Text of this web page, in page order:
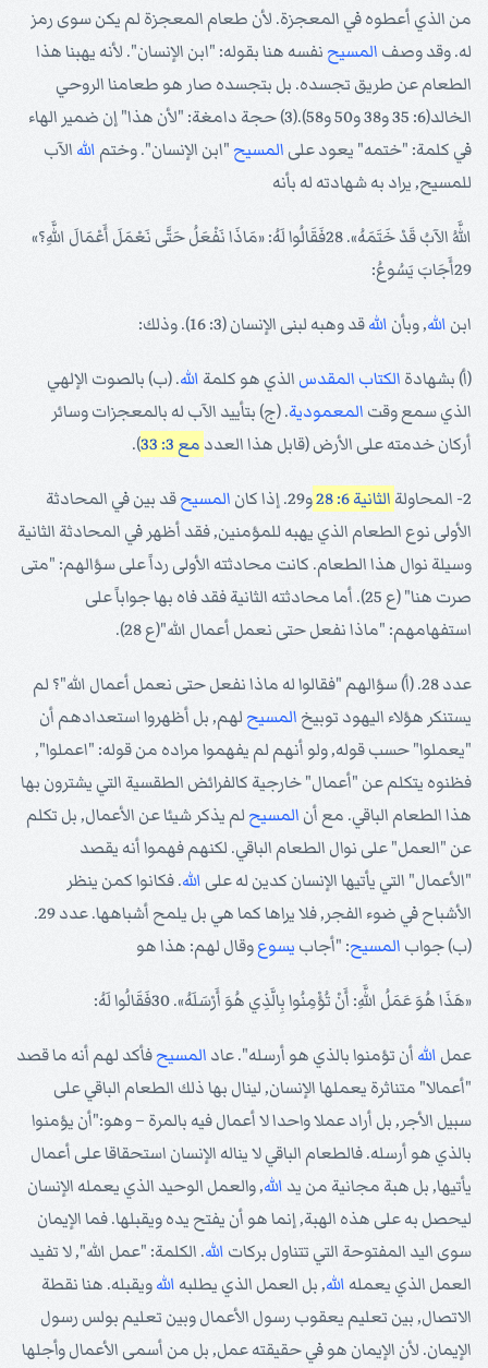
من الذي أعطوه في المعجزة. لأن طعام المعجزة لم يكن سوى رمز
له. وقد وصف المسيح نفسه هنا بقوله: "ابن الإنسان". لأنه يهبنا هذا
الطعام عن طريق تجسده. بل بتجسده صار هو طعامنا الروحي
الخالد(6: 35 و38 و50 و58).(3) حجة دامغة: "لأن هذا" إن ضمير الهاء
في كلمة: "ختمه" يعود على المسيح "ابن الإنسان". وختم الله الآب
للمسيح, يراد به شهادته له بأنه
اللَّهُ الآبُ قَدْ خَتَمَهُ». 28فَقَالُوا لَهُ: «مَاذَا نَفْعَلُ حَتَّى نَعْمَلَ أَعْمَالَ اللَّهِ؟»
29أَجَابَ يَسُوعُ:
ابن الله, وبأن اللهقد وهبه لبنى الإنسان (3: 16). وذلك:
(أ) بشهادة الكتاب المقدس الذي هو كلمة الله. (ب) بالصوت الإلهي
الذي سمع وقت المعمودية. (ج) بتأييد الآب له بالمعجزات وسائر
أركان خدمته على الأرض (قابل هذا العدد مع 3: 33 ).
2- المحاولة الثانية 6: 28 و29. إذا كان المسيحقد بين في المحادثة
الأولى نوع الطعام الذي يهبه للمؤمنين, فقد أظهر في المحادثة الثانية
وسيلة نوال هذا الطعام. كانت محادثته الأولى رداً على سؤالهم: "متى
صرت هنا" (ع 25). أما محادثته الثانية فقد فاه بها جواباً على
استفهامهم: "ماذا نفعل حتى نعمل أعمال الله"(ع 28).
عدد 28. (أ) سؤالهم "فقالوا له ماذا نفعل حتى نعمل أعمال الله"؟ لم
يستنكر هؤلاء اليهود توبيخ المسيح لهم, بل أظهروا استعدادهم أن
"يعملوا" حسب قوله, ولو أنهم لم يفهموا مراده من قوله: "اعملوا",
فظنوه يتكلم عن "أعمال" خارجية كالفرائض الطقسية التي يشترون بها
هذا الطعام الباقي. مع أن المسيح لم يذكر شيئا عن الأعمال, بل تكلم
عن "العمل" على نوال الطعام الباقي. لكنهم فهموا أنه يقصد
"الأعمال" التي يأتيها الإنسان كدين له على الله. فكانوا كمن ينظر
الأشباح في ضوء الفجر, فلا يراها كما هي بل يلمح أشباهها. عدد 29.
(ب) جواب المسيح: "أجاب يسوعوقال لهم: هذا هو
«هَذَا هُوَ عَمَلُ اللَّهِ: أَنْ تُؤْمِنُوا بِالَّذِي هُوَ أَرْسَلَهُ». 30فَقَالُوا لَهُ:
عمل الله أن تؤمنوا بالذي هو أرسله". عاد المسيحفأكد لهم أنه ما قصد
"أعمالا" متناثرة يعملها الإنسان, لينال بها ذلك الطعام الباقي على
سبيل الأجر, بل أراد عملا واحدا لا أعمال فيه بالمرة – وهو:"أن يؤمنوا
بالذي هو أرسله. فالطعام الباقي لا يناله الإنسان استحقاقا على أعمال
يأتيها, بل هبة مجانية من يد الله, والعمل الوحيد الذي يعمله الإنسان
ليحصل به على هذه الهبة, إنما هو أن يفتح يده ويقبلها. فما الإيمان
سوى اليد المفتوحة التي تتناول بركات الله. الكلمة: "عمل الله", لا تفيد
العمل الذي يعمله الله, بل العمل الذي يطلبه اللهويقبله. هنا نقطة
الاتصال, بين تعليم يعقوب رسول الأعمال وبين تعليم بولس رسول
الإيمان. لأن الإيمان هو في حقيقته عمل, بل من أسمى الأعمال وأجلها